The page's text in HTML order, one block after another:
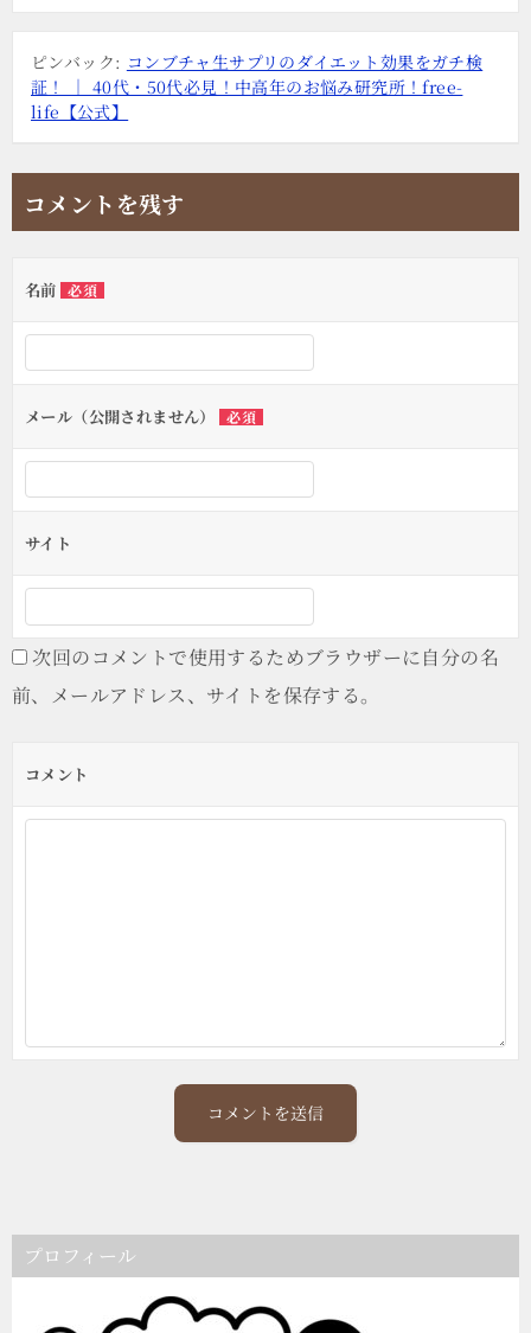
ピンバック: コンブチャ生サプリのダイエット効果をガチ検
証！ ｜ 40代・50代必見！中高年のお悩み研究所！free-
life【公式】
コメントを残す
名前 必須
メール（公開されません） 必須
サイト
次回のコメントで使用するためブラウザーに自分の名
前、メールアドレス、サイトを保存する。
コメント
プロフィール